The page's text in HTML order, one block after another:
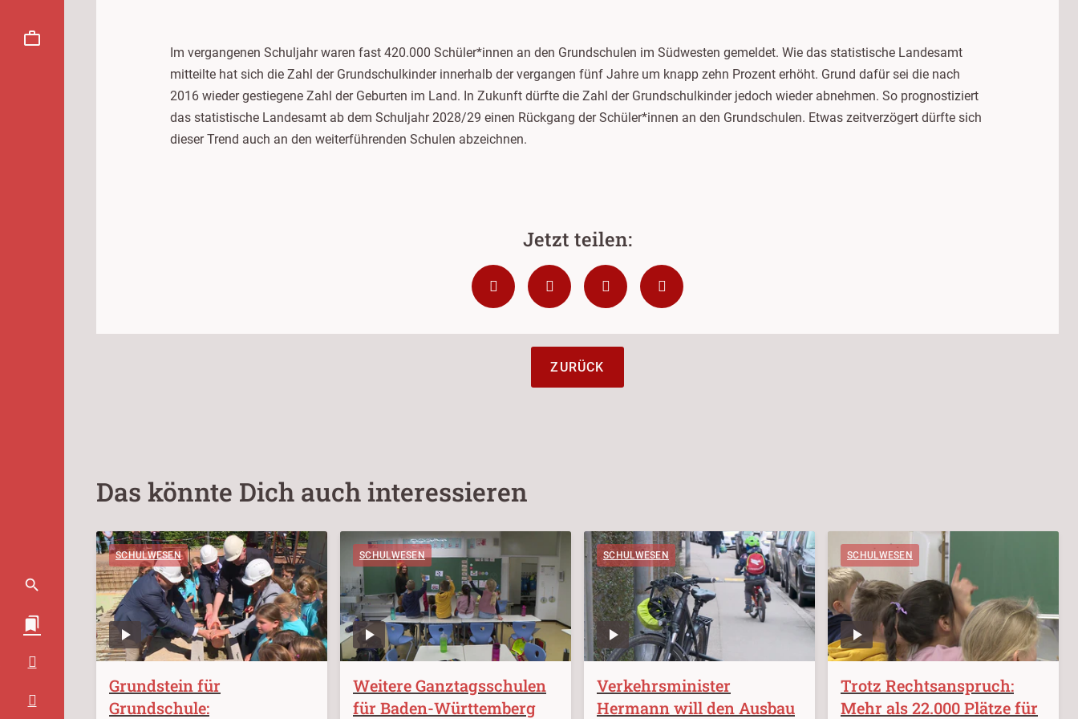
Im vergangenen Schuljahr waren fast 420.000 Schüler*innen an den Grundschulen im Südwesten gemeldet. Wie das statistische Landesamt
mitteilte hat sich die Zahl der Grundschulkinder innerhalb der vergangen fünf Jahre um knapp zehn Prozent erhöht. Grund dafür sei die nach
2016 wieder gestiegene Zahl der Geburten im Land. In Zukunft dürfte die Zahl der Grundschulkinder jedoch wieder abnehmen. So prognostiziert
das statistische Landesamt ab dem Schuljahr 2028/29 einen Rückgang der Schüler*innen an den Grundschulen. Etwas zeitverzögert dürfte sich
dieser Trend auch an den weiterführenden Schulen abzeichnen.
ZURÜCK
Das könnte Dich auch interessieren
SCHULWESEN
Grundstein für
Grundschule:
SCHULWESEN
Weitere Ganztagsschulen
für Baden-Württemberg
SCHULWESEN
Verkehrsminister
Hermann will den Ausbau
SCHULWESEN
Trotz Rechtsanspruch:
Mehr als 22.000 Plätze für